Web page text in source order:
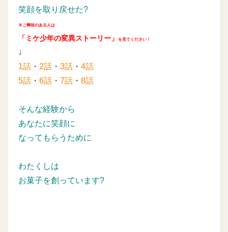
笑顔を取り戻せた?
※ご興味のある人は
「ミケ少年の変異ストーリー」 を見てください！
↓
1話 ・ 2話 ・ 3話 ・ 4話
5話 ・ 6話 ・ 7話 ・ 8話
そんな経験から
あなたに笑顔に
なってもらうために
わたくしは
お菓子を創っています?